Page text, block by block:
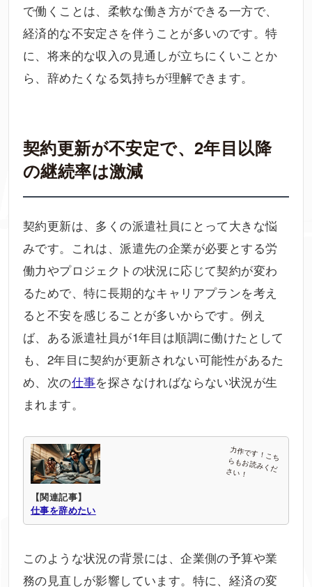
で働くことは、柔軟な働き方ができる一方で、
経済的な不安定さを伴うことが多いのです。特
に、将来的な収入の見通しが立ちにくいことか
ら、辞めたくなる気持ちが理解できます。
契約更新が不安定で、2年目以降
の継続率は激減
契約更新は、多くの派遣社員にとって大きな悩
みです。これは、派遣先の企業が必要とする労
働力やプロジェクトの状況に応じて契約が変わ
るためで、特に長期的なキャリアプランを考え
ると不安を感じることが多いからです。例え
ば、ある派遣社員が1年目は順調に働けたとして
も、2年目に契約が更新されない可能性があるた
め、次の仕事を探さなければならない状況が生
まれます。
【関連記事】
仕事を辞めたい
このような状況の背景には、企業側の予算や業
務の見直しが影響しています。特に、経済の変